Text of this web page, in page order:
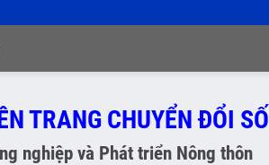
TRANG CHUYỂN ĐỔI SỐ
nghiệp và Phát triển Nông thôn